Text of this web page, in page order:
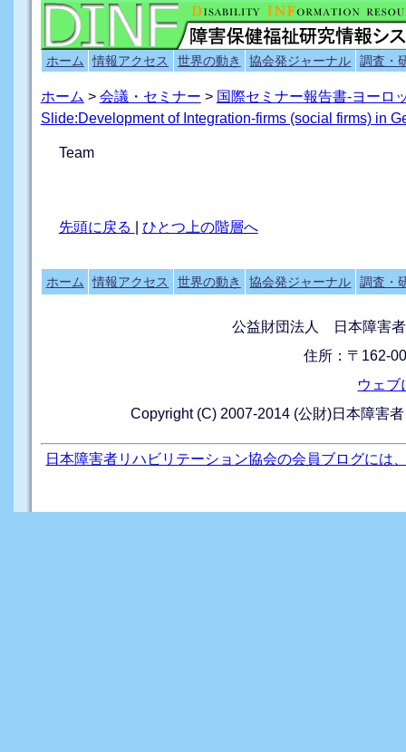
ホーム 情報アクセス 世界の動き 協会発ジャーナル 調査・
ホーム > 会議・セミナー > 国際セミナー報告書-ヨーロ
Slide:Development of Integration-firms (social firms) in
Team
先頭に戻る ひとつ上の階層へ
ホーム 情報アクセス 世界の動き 協会発ジャーナル 調査・
公益財団法人 日本障害
住所：〒162-
ウェブ
Copyright (C) 2007-2014 (公財)日本障害
日本障害者リハビリテーション協会の会員ブログには